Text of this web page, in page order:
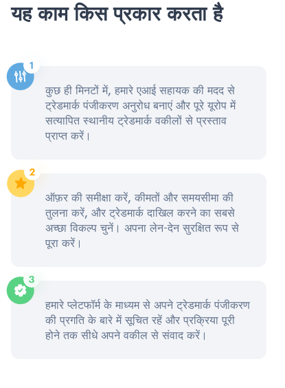
यह काम किस प्रकार करता है
कुछ ही मिनटों में, हमारे एआई सहायक की मदद से
ट्रेडमार्क पंजीकरण अनुरोध बनाएं और पूरे यूरोप में
सत्यापित स्थानीय ट्रेडमार्क वकीलों से प्रस्ताव
प्राप्त करें।
ऑफ़र की समीक्षा करें, कीमतों और समयसीमा की
तुलना करें, और ट्रेडमार्क दाखिल करने का सबसे
अच्छा विकल्प चुनें। अपना लेन-देन सुरक्षित रूप से
पूरा करें।
हमारे प्लेटफॉर्म के माध्यम से अपने ट्रेडमार्क पंजीकरण
की प्रगति के बारे में सूचित रहें और प्रक्रिया पूरी
होने तक सीधे अपने वकील से संवाद करें।